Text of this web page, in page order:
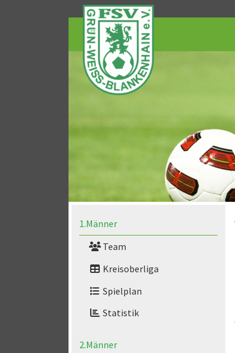
1.Männer
Team
Kreisoberliga
Spielplan
Statistik
2.Männer